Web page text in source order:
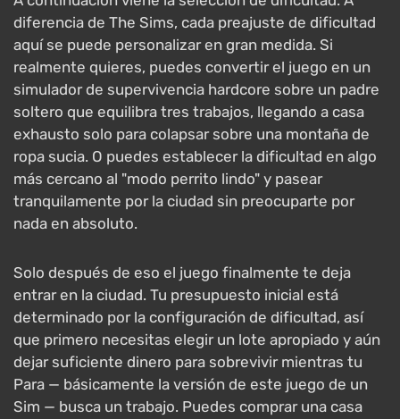
diferencia de The Sims, cada preajuste de dificultad
aquí se puede personalizar en gran medida. Si
realmente quieres, puedes convertir el juego en un
simulador de supervivencia hardcore sobre un padre
soltero que equilibra tres trabajos, llegando a casa
exhausto solo para colapsar sobre una montaña de
ropa sucia. O puedes establecer la dificultad en algo
más cercano al "modo perrito lindo" y pasear
tranquilamente por la ciudad sin preocuparte por
nada en absoluto.
Solo después de eso el juego finalmente te deja
entrar en la ciudad. Tu presupuesto inicial está
determinado por la configuración de dificultad, así
que primero necesitas elegir un lote apropiado y aún
dejar suficiente dinero para sobrevivir mientras tu
Para — básicamente la versión de este juego de un
Sim — busca un trabajo. Puedes comprar una casa